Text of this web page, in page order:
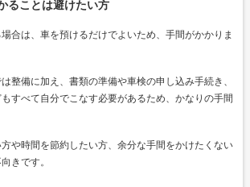
ることは避けたい方
合は、車を預けるだけでよいため、手間がかかりま
整備に加え、書類の準備や車検の申し込み手続き、
すべて自分でこなす必要があるため、かなりの手間
や時間を節約したい方、余分な手間をかけたくない
きです。